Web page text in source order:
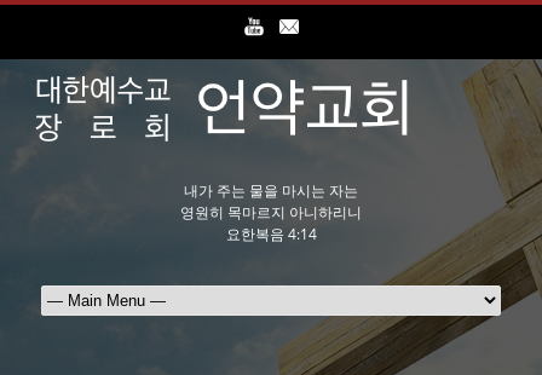
내가 주는 물을 마시는 자는
영원히 목마르지 아니하리니
요한복음 4:14